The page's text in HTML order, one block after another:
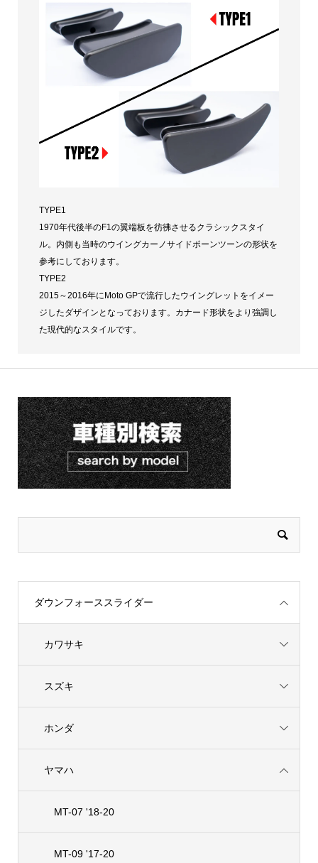
TYPE1
1970年代後半のF1の翼端板を彷彿させるクラシックスタイ
ル。内側も当時のウイングカーノサイドポーンツーンの形状を
参考にしております。
TYPE2
2015～2016年にMoto GPで流行したウイングレットをイメー
ジしたダザインとなっております。カナード形状をより強調し
た現代的なスタイルです。
ダウンフォーススライダー
カワサキ
スズキ
ホンダ
ヤマハ
MT-07 '18-20
MT-09 '17-20